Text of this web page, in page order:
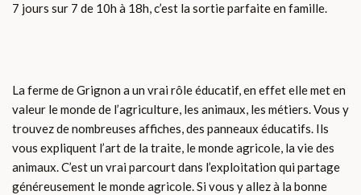
7 jours sur 7 de 10h à 18h, c’est la sortie parfaite en famille.
La ferme de Grignon a un vrai rôle éducatif, en effet elle met en
valeur le monde de l’agriculture, les animaux, les métiers. Vous y
trouvez de nombreuses affiches, des panneaux éducatifs. Ils
vous expliquent l’art de la traite, le monde agricole, la vie des
animaux. C’est un vrai parcourt dans l’exploitation qui partage
généreusement le monde agricole. Si vous y allez à la bonne